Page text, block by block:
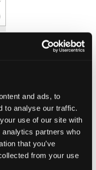
and ads, to
to analyse our traffic.
use of our site with
partners who
that you’ve
from your use